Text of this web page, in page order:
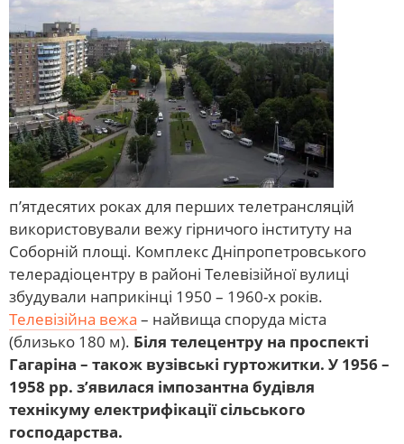
п’ятдесятих роках для перших телетрансляцій
використовували вежу гірничого інституту на
Соборній площі. Комплекс Дніпропетровського
телерадіоцентру в районі Телевізійної вулиці
збудували наприкінці 1950 – 1960-х років.
Телевізійна вежа – найвища споруда міста
(близько 180 м). Біля телецентру на проспекті
Гагаріна – також вузівські гуртожитки. У 1956 –
1958 рр. з’явилася імпозантна будівля
технікуму електрифікації сільського
господарства.